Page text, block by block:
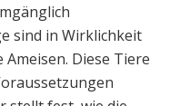
sind in Wirklichkeit
Diese Tiere